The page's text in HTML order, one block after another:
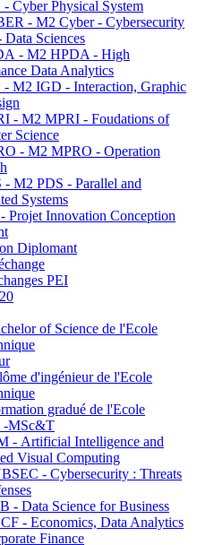
Cyber Physical System
- M2 Cyber - Cybersecurity
Sciences
- M2 HPDA - High
Data Analytics
M2 IGD - Interaction, Graphic
- M2 MPRI - Foudations of
Science
- M2 MPRO - Operation
- M2 PDS - Parallel and
Systems
Projet Innovation Conception
Diplomant
PEI
of Science de l'Ecole
d'ingénieur de l'Ecole
gradué de l'Ecole
-MSc&T
- Artificial Intelligence and
Visual Computing
- Cybersecurity : Threats
- Data Science for Business
- Economics, Data Analytics
Finance